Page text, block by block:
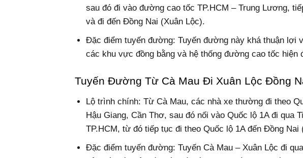
sau đó đi vào đường cao tốc TP.HCM – Trung Lương,
và đi đến Đồng Nai (Xuân Lộc).
Đặc điểm tuyến đường: Tuyến đường này khá thuận lợi
các khu vực đồng bằng và hệ thống đường cao tốc hiện
Tuyến Đường Từ Cà Mau Đi Xuân Lộc Đồng
Lộ trình chính: Từ Cà Mau, các nhà xe thường đi theo
Hậu Giang, Cần Thơ, sau đó nối vào Quốc lộ 1A đi qua
TP.HCM, từ đó tiếp tục đi theo Quốc lộ 1A đến Đồng Nai
Đặc điểm tuyến đường: Tuyến Cà Mau – Xuân Lộc đi